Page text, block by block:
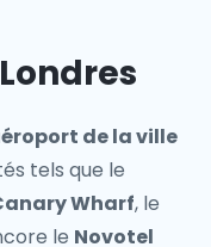
de la ville
tels que le
Wharf, le
le Novotel